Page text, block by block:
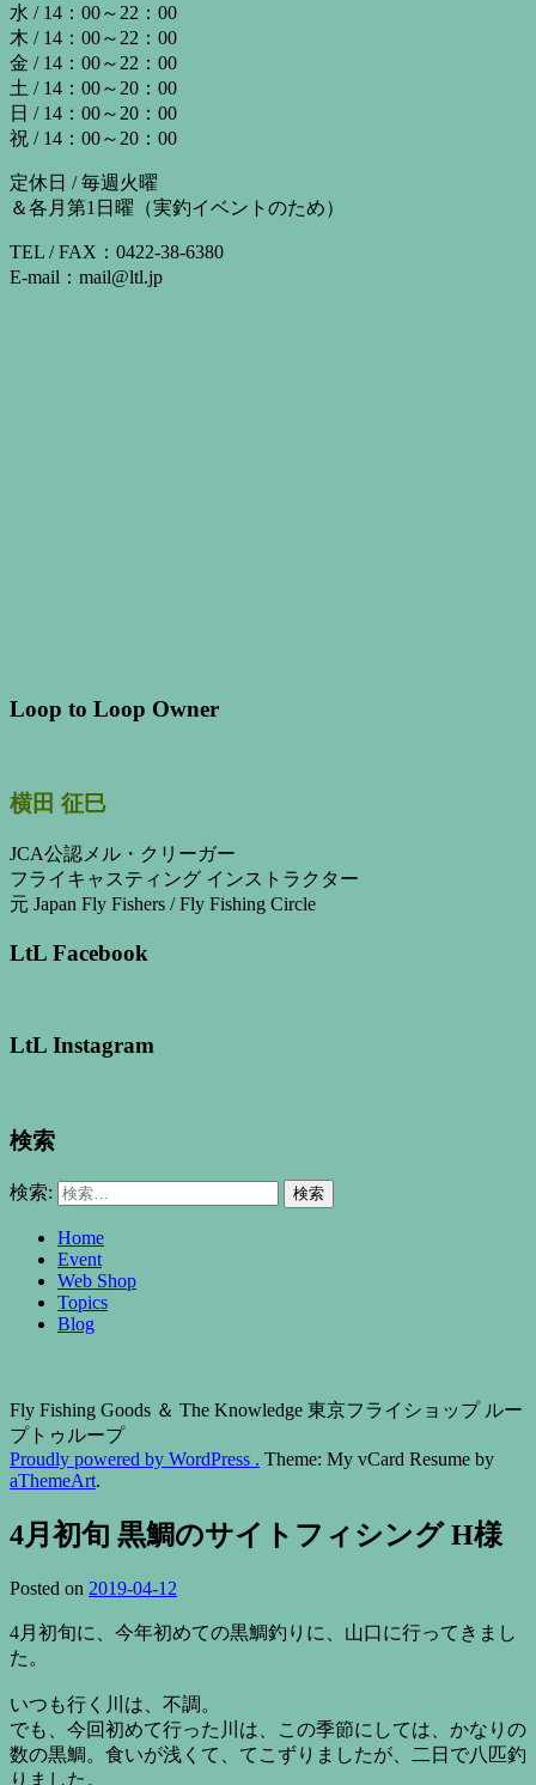
水 / 14：00～22：00
木 / 14：00～22：00
金 / 14：00～22：00
土 / 14：00～20：00
日 / 14：00～20：00
祝 / 14：00～20：00
定休日 / 毎週火曜
＆各月第1日曜（実釣イベントのため）
TEL / FAX：0422-38-6380
E-mail：mail@ltl.jp
Loop to Loop Owner
横田 征巳
JCA公認メル・クリーガー
フライキャスティング インストラクター
元 Japan Fly Fishers / Fly Fishing Circle
LtL Facebook
LtL Instagram
検索
検索:
Home
Event
Web Shop
Topics
Blog
Fly Fishing Goods ＆ The Knowledge 東京フライショップ ルー
プトゥループ
Proudly powered by WordPress . Theme: My vCard Resume by
aThemeArt.
4月初旬 黒鯛のサイトフィシング H様
Posted on 2019-04-12
4月初旬に、今年初めての黒鯛釣りに、山口に行ってきまし
た。
いつも行く川は、不調。
でも、今回初めて行った川は、この季節にしては、かなりの
数の黒鯛。食いが浅くて、てこずりましたが、二日で八匹釣
りました。